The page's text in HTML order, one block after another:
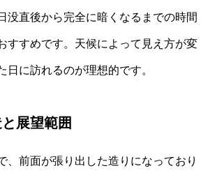
没直後から完全に暗くなるまでの時間
すすめです。天候によって見え方が変
日に訪れるのが理想的です。
展望範囲
、前面が張り出した造りになっており